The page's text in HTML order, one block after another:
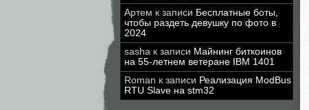
Артем к записи Бесплатные боты,
чтобы раздеть девушку по фото в
2024
sasha к записи Майнинг биткоинов
на 55-летнем ветеране IBM 1401
Roman к записи Реализация ModBus
RTU Slave на stm32